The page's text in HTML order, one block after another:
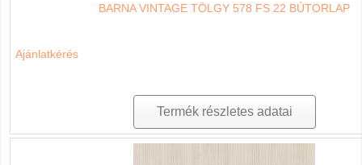
BARNA VINTAGE TÖLGY 578 FS 22 BÚTORLAP
Ajánlatkérés
Termék részletes adatai